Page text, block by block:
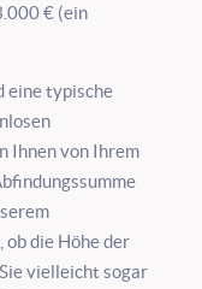
€ (ein
eine typische
Ihnen von Ihrem
die Höhe der
vielleicht sogar